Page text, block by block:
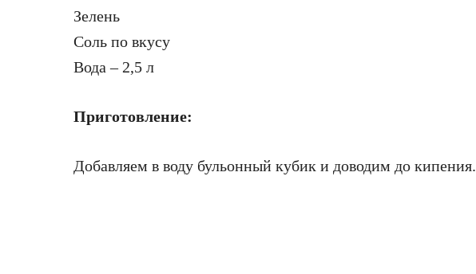
Зелень
Соль по вкусу
Вода – 2,5 л
Приготовление:
Добавляем в воду бульонный кубик и доводим до кипения.